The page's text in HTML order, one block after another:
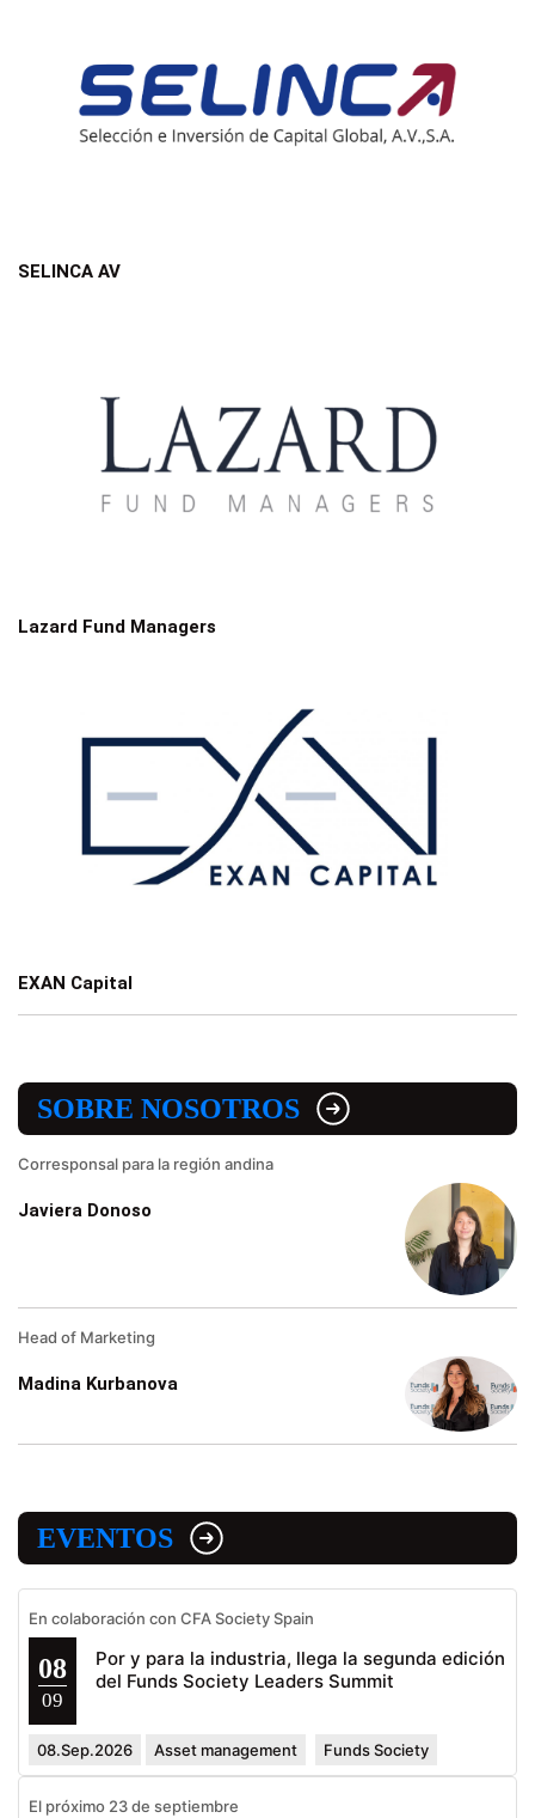
SELINCA AV
Lazard Fund Managers
EXAN Capital
SOBRE NOSOTROS
Corresponsal para la región andina
Javiera Donoso
Head of Marketing
Madina Kurbanova
EVENTOS
En colaboración con CFA Society Spain
08
09
Por y para la industria, llega la segunda edición
del Funds Society Leaders Summit
08.Sep.2026 Asset management Funds Society
El próximo 23 de septiembre